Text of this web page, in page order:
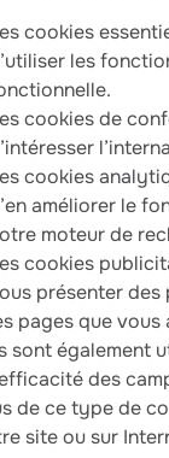
cookies
les
cookies de
cookies
améliorer le
moteur de
cookies
présenter des
pages que
sont également
des
de ce type de
site ou sur